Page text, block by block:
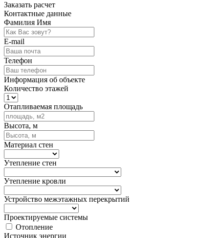
Заказать расчет
Контактные данные
Фамилия Имя
E-mail
Телефон
Информация об объекте
Количество этажей
Отапливаемая площадь
Высота, м
Материал стен
Утепление стен
Утепление кровли
Устройство межэтажных перекрытий
Проектируемые системы
Отопление
Источник энергии